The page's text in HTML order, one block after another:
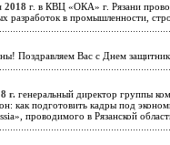
2018 г. в КВЦ «ОКА» г. Рязани
разработок в промышленности,
Поздравляем Вас с Днем
г. генеральный директор группы
как подготовить кадры под
проводимого в Рязанской